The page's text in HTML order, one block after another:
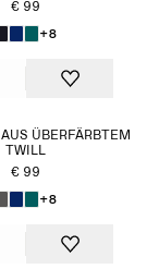
€ 99
+8
ÜBERFÄRBTEM
TWILL
€ 99
+8